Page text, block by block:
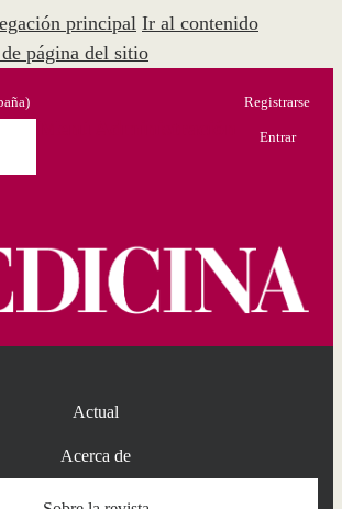
principal Ir al contenido
página del sitio
Registrarse
Entrar
Actual
Acerca de